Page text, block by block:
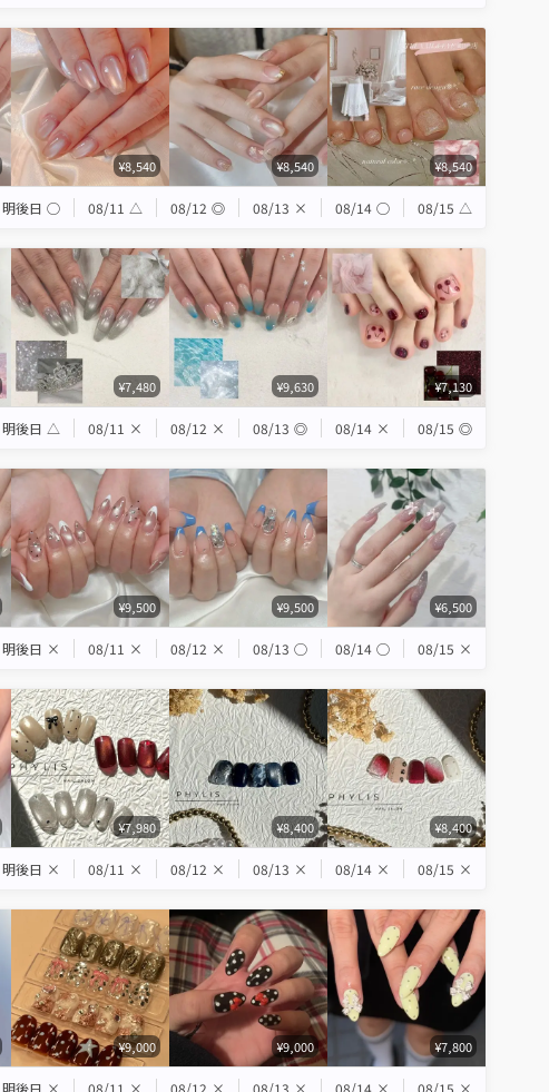
¥8,540 ¥8,540 ¥8,540
明後日 ◯ 08/11 △ 08/12 ◎ 08/13 × 08/14 ◯ 08/15 △
¥7,480 ¥9,630 ¥7,130
明後日 △ 08/11 × 08/12 × 08/13 ◎ 08/14 × 08/15 ◎
¥9,500 ¥9,500 ¥6,500
明後日 × 08/11 × 08/12 × 08/13 ◯ 08/14 ◯ 08/15 ×
¥7,980 ¥8,400 ¥8,400
明後日 × 08/11 × 08/12 × 08/13 × 08/14 × 08/15 ×
¥9,000 ¥9,000 ¥7,800